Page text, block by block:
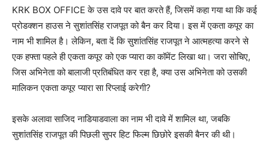
KRK BOX OFFICE के उस दावे पर बात करते हैं, जिसमें कहा गया था कि कई
प्रोडक्‍शन हाउस ने सुशांतसिंह राजपूत को बैन कर दिया। इस में एकता कपूर का
नाम भी शामिल है। लेकिन, बता दें कि सुशांतसिंह राजपूत ने आत्‍महत्‍या करने से
एक हफ्ता पहले ही एकता कपूर को एक प्‍यारा का कॉमेंट लिखा था। जरा सोचिए,
जिस अभिनेता को बालाजी प्रतिबंधित कर रहा है, क्‍या उस अभिनेता को उसकी
मालिकन एकता कपूर प्‍यारा सा रिप्‍लाई करेगी?
इसके अलावा साजिद नाडियाडवाला का नाम भी दावे में शामिल था, जबकि
सुशांतसिंह राजपूत की पिछली सुपर ह‍िट फिल्‍म छिछोरे इसकी बैनर की थी।